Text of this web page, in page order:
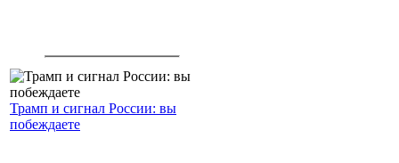
Трамп и сигнал России: вы
побеждаете